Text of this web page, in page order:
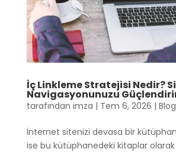
İç Linkleme Stratejisi Nedir?
Navigasyonunuzu
tarafından imza | Tem 6, 2026 | Blog
İnternet sitenizi devasa bir
ise bu kütüphanedeki kitaplar